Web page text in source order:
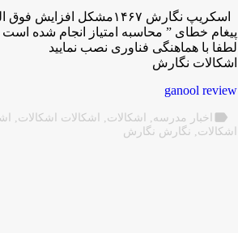
اسکریپ نگارش
لطفا با هماهنگی فناوری نصب نمایید
اشکالات نگارش
ganool review
label اخبار مدرسه , اشکالات , اشکالات اشکالات ,
اشکالات , نگارش نگارش